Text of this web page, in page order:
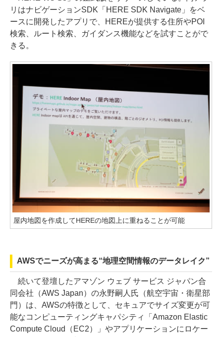
リはナビゲーションSDK「HERE SDK Navigate」をベ
ースに開発したアプリで、HEREが提供する住所やPOI
検索、ルート検索、ガイダンス機能などを試すことがで
きる。
屋内地図を作成してHEREの地図上に重ねることが可能
AWSでニーズが高まる“地理空間情報のデータレイク”
続いて登壇したアマゾン ウェブ サービス ジャパン合
同会社（AWS Japan）の永野嗣人氏（航空宇宙・衛星部
門）は、AWSの特徴として、セキュアでサイズ変更が可
能なコンピューティングキャパシティ「Amazon Elastic
Compute Cloud（EC2）」やアプリケーションにロケー